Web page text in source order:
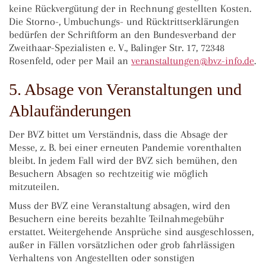
keine Rückvergütung der in Rechnung gestellten Kosten.
Die Storno-, Umbuchungs- und Rücktrittserklärungen
bedürfen der Schriftform an den Bundesverband der
Zweithaar-Spezialisten e. V., Balinger Str. 17, 72348
Rosenfeld, oder per Mail an veranstaltungen@bvz-info.de.
5. Absage von Veranstaltungen und
Ablaufänderungen
Der BVZ bittet um Verständnis, dass die Absage der
Messe, z. B. bei einer erneuten Pandemie vorenthalten
bleibt. In jedem Fall wird der BVZ sich bemühen, den
Besuchern Absagen so rechtzeitig wie möglich
mitzuteilen.
Muss der BVZ eine Veranstaltung absagen, wird den
Besuchern eine bereits bezahlte Teilnahmegebühr
erstattet. Weitergehende Ansprüche sind ausgeschlossen,
außer in Fällen vorsätzlichen oder grob fahrlässigen
Verhaltens von Angestellten oder sonstigen